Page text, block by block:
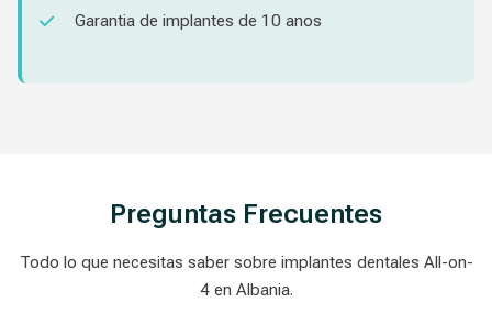
Garantia de implantes de 10 anos
Preguntas Frecuentes
Todo lo que necesitas saber sobre implantes dentales All-on-
4 en Albania.